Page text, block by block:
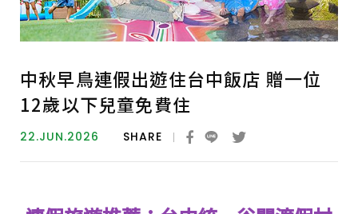
中秋早鳥連假出遊住台中飯店 贈一位
12歲以下兒童免費住
22.JUN.2026 SHARE